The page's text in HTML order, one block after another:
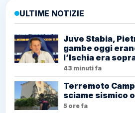
ULTIME NOTIZIE
Juve Stabia,
gambe oggi
l’Ischia era
43 minuti fa
Terremoto
sciame sismico
5 ore fa